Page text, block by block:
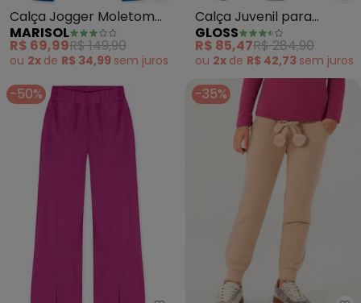
Calça Jogger Moletom
Infantil (Laranja)
MARISOL
R$ 69,99R$ 149,90
ou 2x de R$ 34,99 sem juros
Calça Juvenil para
Menina em Sarja
(Marrom)
GLOSS
R$ 85,47R$ 284,90
ou 2x de R$ 42,73 sem juros
-50% -35%